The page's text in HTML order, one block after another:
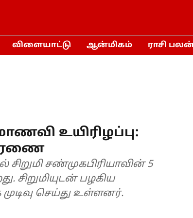
விளையாட்டு ஆன்மிகம் ராசி
உயிரிழப்பு:
சண்முகபிரியாவின் 5
சிறுமியுடன் பழகிய
செய்து உள்ளனர்.